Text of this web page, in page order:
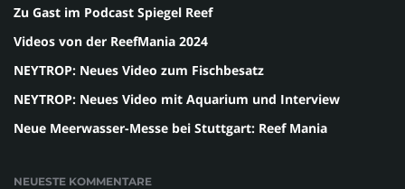
Zu Gast im Podcast Spiegel Reef
Videos von der ReefMania 2024
NEYTROP: Neues Video zum Fischbesatz
NEYTROP: Neues Video mit Aquarium und Interview
Neue Meerwasser-Messe bei Stuttgart: Reef Mania
NEUESTE KOMMENTARE